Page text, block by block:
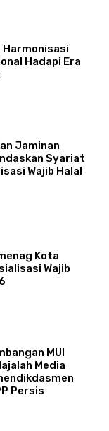
Harmonisasi
Hadapi Era
Jaminan
Syariat
Wajib Halal
Kota
Wajib
MUI
Media
Persis